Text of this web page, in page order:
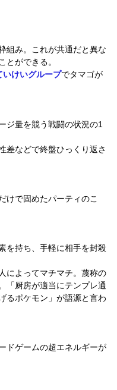
組み。これが共通だと異な
とができる。
いけいグループでタマゴが
ジ量を競う戦闘の状況の1
差などで終盤ひっくり返さ
けで固めたパーティのこ
を持ち、手軽に相手を封殺
によってマチマチ。蔑称の
「厨房が適当にテンプレ通
るポケモン」が語源と言わ
ドゲームの超エネルギーが